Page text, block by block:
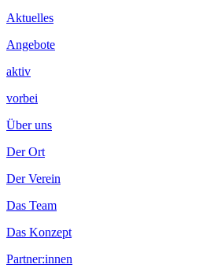
Aktuelles
Angebote
aktiv
vorbei
Über uns
Der Ort
Der Verein
Das Team
Das Konzept
Partner:innen